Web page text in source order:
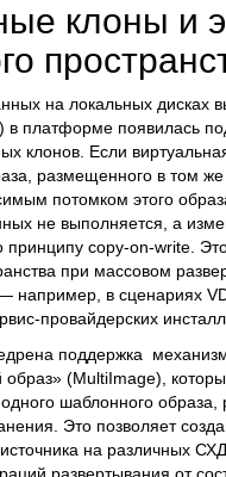
клоны и
на локальных дисках
в платформе появилась
клонов. Если
размещенного в том
потомком этого
не выполняется, а
принципу copy-on-write.
при массовом
например, в сценариях
провайдерских
поддержка
(MultiImage),
шаблонного
Это позволяет
на различных